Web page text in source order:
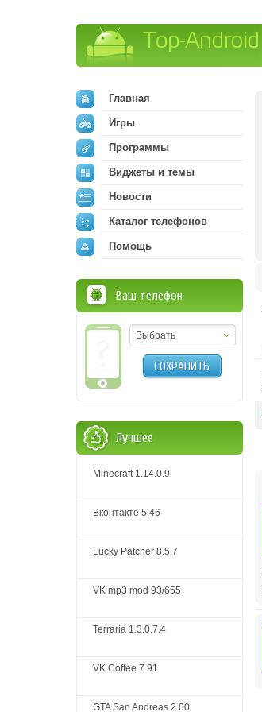
Главная
Игры
Программы
Виджеты и темы
Новости
Каталог телефонов
Помощь
Ваш телефон
Выбрать
СОХРАНИТЬ
Лучшее
Minecraft 1.14.0.9
Вконтакте 5.46
Lucky Patcher 8.5.7
VK mp3 mod 93/655
Terraria 1.3.0.7.4
VK Coffee 7.91
GTA San Andreas 2.00